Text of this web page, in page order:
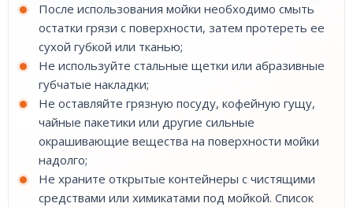
После использования мойки необходимо смыть
остатки грязи с поверхности, затем протереть ее
сухой губкой или тканью;
Не используйте стальные щетки или абразивные
губчатые накладки;
Не оставляйте грязную посуду, кофейную гущу,
чайные пакетики или другие сильные
окрашивающие вещества на поверхности мойки
надолго;
Не храните открытые контейнеры с чистящими
средствами или химикатами под мойкой. Список